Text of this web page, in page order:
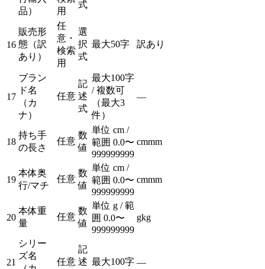
品）
用
式
16
販売形
態（訳
あり）
任
意・
検索
用
選
択
式
最大50字 訳あり
17
ブラン
ド名
（カ
ナ）
任意
記
述
式
最大100字
/ 複数可
（最大3
件）
—
18
持ち手
の長さ
任意
数
値
単位 cm /
範囲 0.0〜
999999999
cmmm
19
本体奥
行/マチ
任意
数
値
単位 cm /
範囲 0.0〜
999999999
cmmm
20
本体重
量
任意
数
値
単位 g / 範
囲 0.0〜
999999999
gkg
21
シリー
ズ名
任意
記
述 最大100字 —